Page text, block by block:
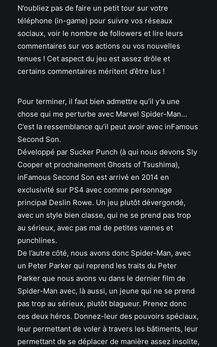
N’oubliez pas de faire un petit tour sur votre
téléphone (in-game) pour suivre vos réseaux
sociaux, voir le nombre de followers et lire leurs
commentaires sur vos actions ou vos nouvelles
tenues ! Cet aspect du jeu est assez drôle et
certains commentaires méritent d’être lus !
Pour terminer, il faut bien admettre qu’il y’a une
chose qui me perturbe avec Marvel Spider-Man…
C’est la ressemblance qu’il peut avoir avec inFamous
Second Son.
Développé par Sucker Punch (à qui nous devons Sly
Cooper et prochainement Ghosts of Tsushima),
inFamous Second Son est arrivé en 2014 en
exclusivité sur PS4 avec comme personnage
principal Deslin Rowe. Un jeu plutôt dévergondé,
avec un style bien classe, qui ne se prend pas trop
au sérieux, avec pas mal de petites vannes et
punchlines.
De l’autre côté, nous avons donc Spider-Man, avec
un Peter Parker qui reprend les traits du Peter
Parker que nous avons vu dans le dernier film de
Spider-Man avec, là aussi, un jeune qui ne se prend
pas trop au sérieux, plutôt blagueur. Prenez donc
ces deux héros. Donnez-leur des pouvoirs spéciaux,
leur permettant de voler à travers les bâtiments, leur
permettant de se déplacer de manière assez insolite,